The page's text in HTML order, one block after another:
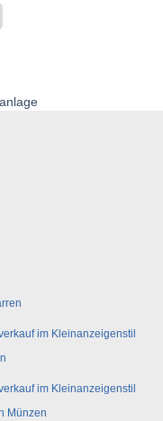
im Kleinanzeigenstil
im Kleinanzeigenstil
Münzen